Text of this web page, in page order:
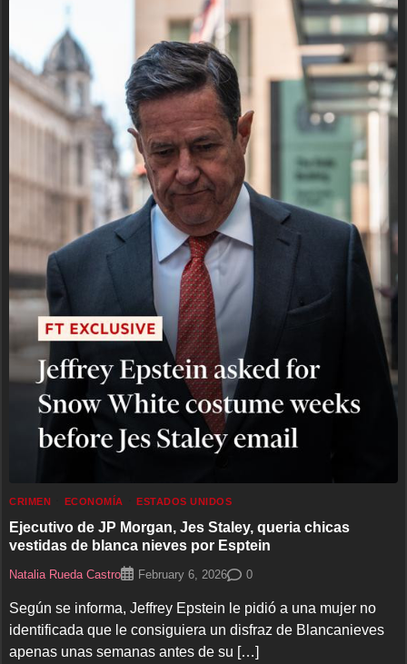
CRIMEN ECONOMÍA ESTADOS UNIDOS
Ejecutivo de JP Morgan, Jes Staley, queria chicas
vestidas de blanca nieves por Esptein
Natalia Rueda Castro February 6, 2026 0
Según se informa, Jeffrey Epstein le pidió a una mujer no
identificada que le consiguiera un disfraz de Blancanieves
apenas unas semanas antes de su […]